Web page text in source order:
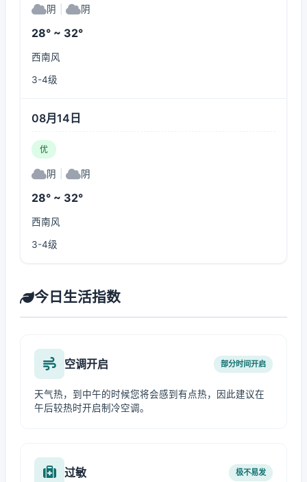
阴 阴
28° ~ 32°
西南风
3-4级
08月14日
优
阴 阴
28° ~ 32°
西南风
3-4级
今日生活指数
空调开启 部分时间开启
天气热，到中午的时候您将会感到有点热，因此建议在
午后较热时开启制冷空调。
过敏 极不易发